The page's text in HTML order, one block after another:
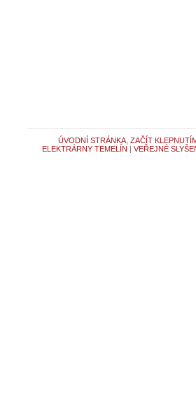
ÚVODNÍ STRÁNKA, ZAČÍT
ELEKTRÁRNY TEMELÍN | VEŘEJNÉ